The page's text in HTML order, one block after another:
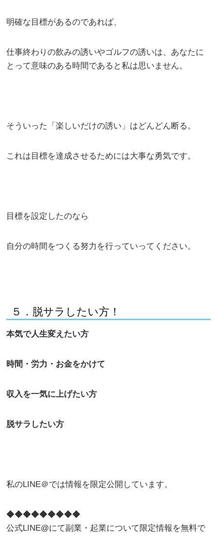
明確な目標があるのであれば、
仕事終わりの飲みの誘いやゴルフの誘いは、あなたに
とって意味のある時間であると私は思いません。
そういった「楽しいだけの誘い」はどんどん断る。
これは目標を達成させるためには大事な勇気です。
目標を設定したのなら
自分の時間をつくる努力を行っていってください。
５．脱サラしたい方！
本気で人生変えたい方
時間・労力・お金をかけて
収入を一気に上げたい方
脱サラしたい方
私のLINE＠では情報を限定公開しています。
◆◆◆◆◆◆◆◆◆
公式LINE@にて副業・起業について限定情報を無料で